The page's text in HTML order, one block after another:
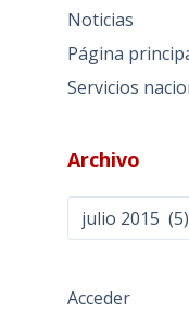
Noticias
Página
Servicios
Archivo
Archivo
Acceder